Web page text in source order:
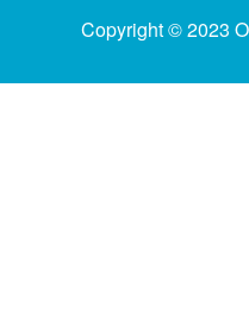
Copyright © 2023